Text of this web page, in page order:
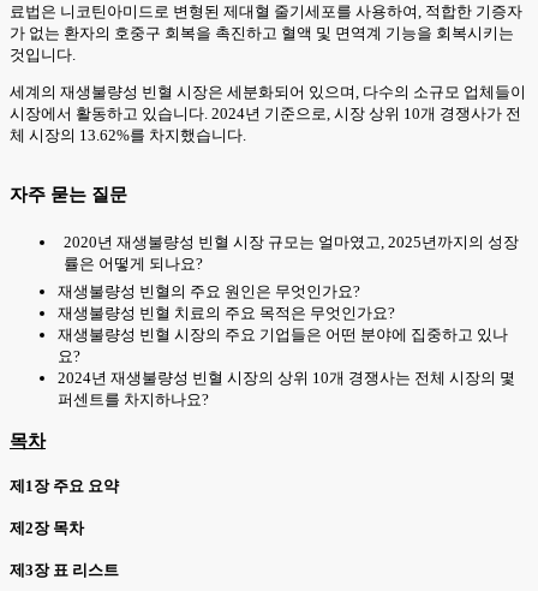
료법은 니코틴아미드로 변형된 제대혈 줄기세포를 사용하여, 적합한 기증자
가 없는 환자의 호중구 회복을 촉진하고 혈액 및 면역계 기능을 회복시키는
것입니다.
세계의 재생불량성 빈혈 시장은 세분화되어 있으며, 다수의 소규모 업체들이
시장에서 활동하고 있습니다. 2024년 기준으로, 시장 상위 10개 경쟁사가 전
체 시장의 13.62%를 차지했습니다.
자주 묻는 질문
2020년 재생불량성 빈혈 시장 규모는 얼마였고, 2025년까지의 성장
률은 어떻게 되나요?
재생불량성 빈혈의 주요 원인은 무엇인가요?
재생불량성 빈혈 치료의 주요 목적은 무엇인가요?
재생불량성 빈혈 시장의 주요 기업들은 어떤 분야에 집중하고 있나
요?
2024년 재생불량성 빈혈 시장의 상위 10개 경쟁사는 전체 시장의 몇
퍼센트를 차지하나요?
목차
제1장 주요 요약
제2장 목차
제3장 표 리스트